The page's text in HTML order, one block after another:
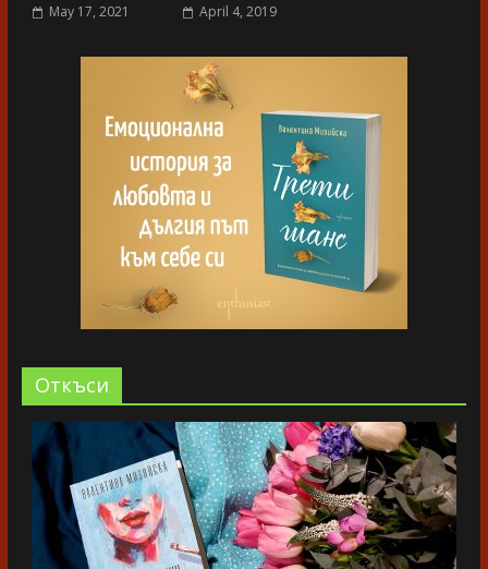
May 17, 2021 April 4, 2019
Oткъси